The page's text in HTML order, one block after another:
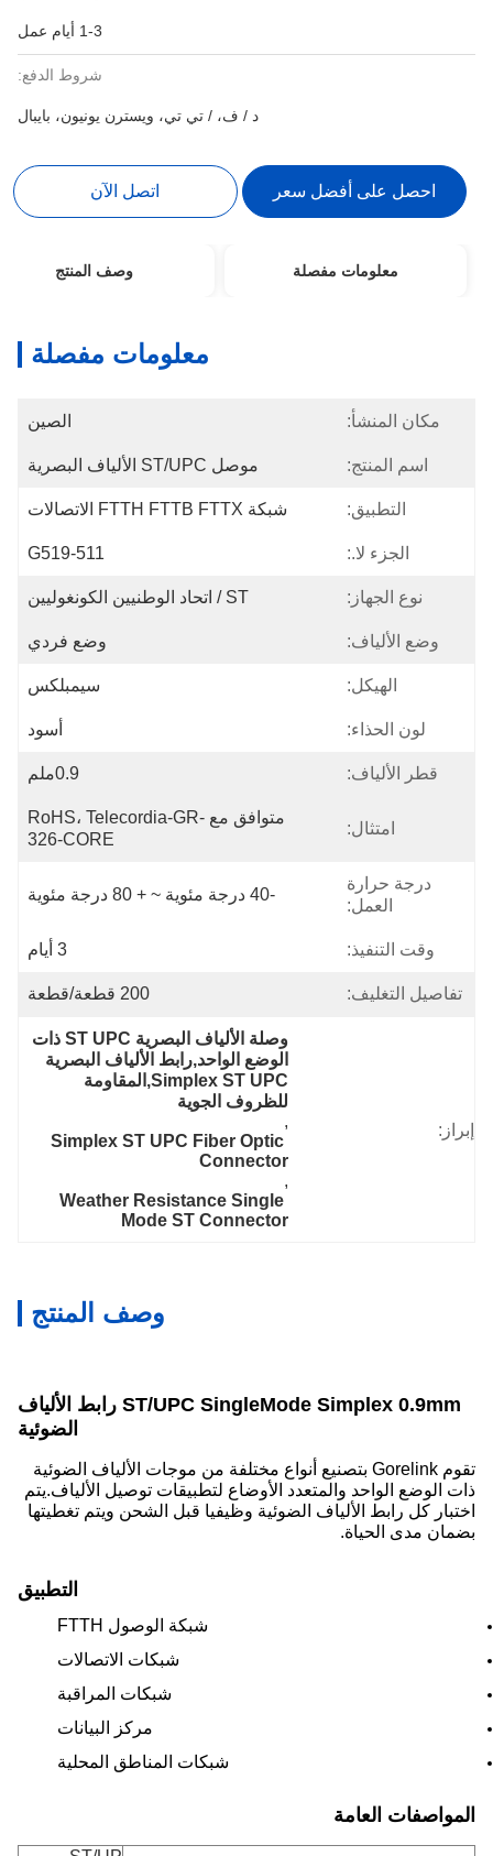
1-3 أيام عمل
شروط الدفع:
د / ف، / تي تي، ويسترن يونيون، بايبال
احصل على أفضل سعر اتصل الآن
معلومات مفصلة وصف المنتج
معلومات مفصلة
مكان المنشأ: الصين
اسم المنتج: موصل ST/UPC الألياف البصرية
التطبيق: شبكة FTTH FTTB FTTX الاتصالات
الجزء لا.: G519-511
نوع الجهاز: ST / اتحاد الوطنيين الكونغوليين
وضع الألياف: وضع فردي
الهيكل: سيمبلكس
لون الحذاء: أسود
قطر الألياف: 0.9ملم
امتثال:
متوافق مع RoHS، Telecordia-GR-
326-CORE
درجة حرارة
العمل:
وقت التنفيذ: 3 أيام
تفاصيل التغليف: 200 قطعة/قطعة
إبراز:
وصلة الألياف البصرية ST UPC ذات
الوضع الواحد,رابط الألياف البصرية
Simplex ST UPC,المقاومة
للظروف الجوية
,
Simplex ST UPC Fiber Optic
Connector
,
Weather Resistance Single
Mode ST Connector
وصف المنتج
ST/UPC SingleMode Simplex 0.9mm رابط الألياف
الضوئية
تقوم Gorelink بتصنيع أنواع مختلفة من موجات الألياف الضوئية
ذات الوضع الواحد والمتعدد الأوضاع لتطبيقات توصيل الألياف.يتم
اختبار كل رابط الألياف الضوئية وظيفيا قبل الشحن ويتم تغطيتها
بضمان مدى الحياة.
التطبيق
شبكة الوصول FTTH
شبكات الاتصالات
شبكات المراقبة
مركز البيانات
شبكات المناطق المحلية
المواصفات العامة